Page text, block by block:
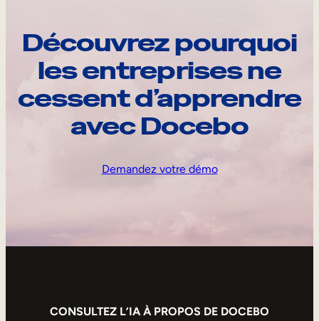
Découvrez pourquoi
les entreprises ne
cessent d’apprendre
avec Docebo
Demandez votre démo
CONSULTEZ L’IA À PROPOS DE DOCEBO